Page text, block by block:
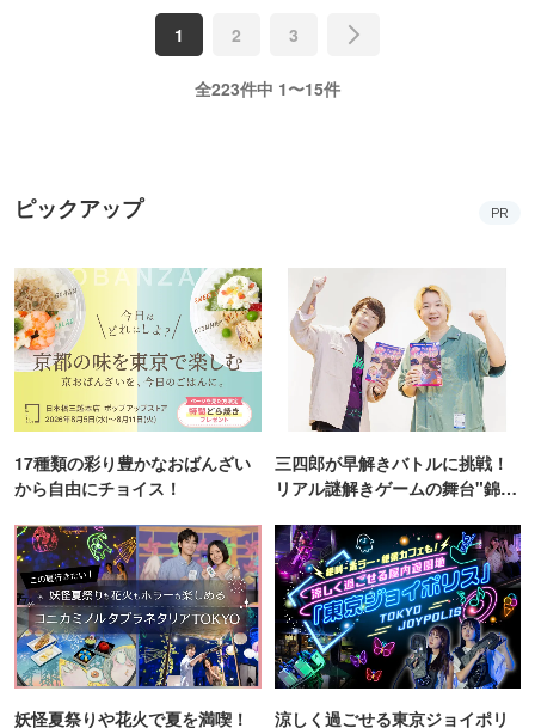
1 2 3
全223件中 1〜15件
ピックアップ PR
17種類の彩り豊かなおばんざい
から自由にチョイス！
三四郎が早解きバトルに挑戦！
リアル謎解きゲームの舞台"錦糸
妖怪夏祭りや花火で夏を満喫！
涼しく過ごせる東京ジョイポリ